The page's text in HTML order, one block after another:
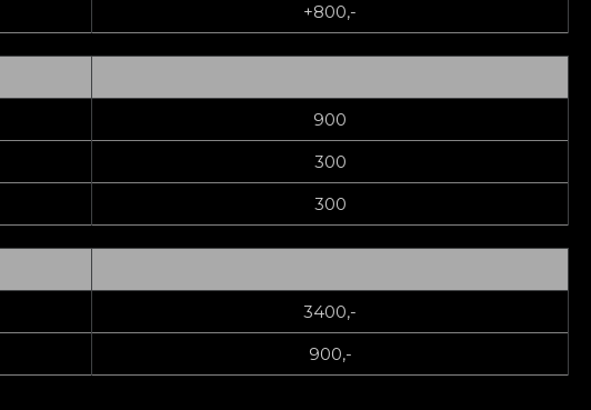
+800,-
900
300
300
3400,-
900,-